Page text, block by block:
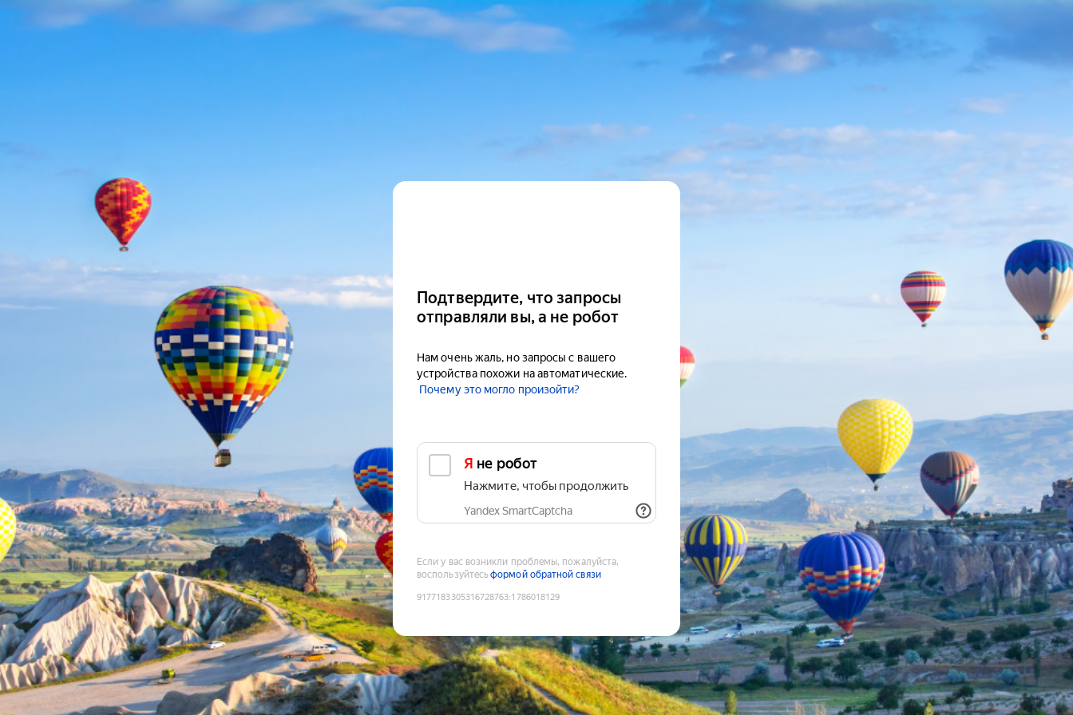
Подтвердите, что запросы
отправляли вы, а не робот
Нам очень жаль, но запросы с вашего
устройства похожи на автоматические.
Почему это могло произойти?
Я не робот
Нажмите, чтобы продолжить
Yandex SmartCaptcha
Если у вас возникли проблемы, пожалуйста,
воспользуйтесьформой обратной связи
9177183305316728763:1786018129